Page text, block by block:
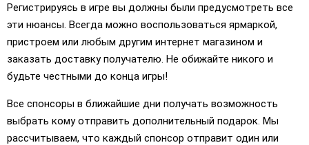
Регистрируясь в игре вы должны были предусмотреть все
эти нюансы. Всегда можно воспользоваться ярмаркой,
пристроем или любым другим интернет магазином и
заказать доставку получателю. Не обижайте никого и
будьте честными до конца игры!
Все спонсоры в ближайшие дни получать возможность
выбрать кому отправить дополнительный подарок. Мы
рассчитываем, что каждый спонсор отправит один или